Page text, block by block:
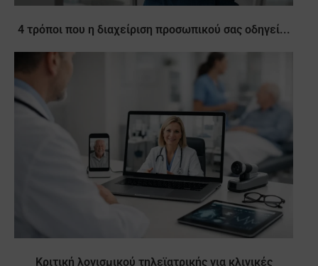
4 τρόποι που η διαχείριση προσωπικού σας οδηγεί...
Κριτική λογισμικού τηλεϊατρικής για κλινικές